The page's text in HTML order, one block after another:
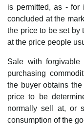
is permitted, as - for
concluded at the
the price to be set by
at the price people
Sale with
purchasing
the buyer obtains
price to be
normally sell at, or
consumption of the